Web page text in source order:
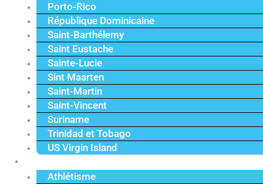
Porto-Rico
République Dominicaine
Saint-Barthélemy
Saint Eustache
Sainte-Lucie
Sint Maarten
Saint-Martin
Saint-Vincent
Suriname
Trinidad et Tobago
US Virgin Island
Athlétisme